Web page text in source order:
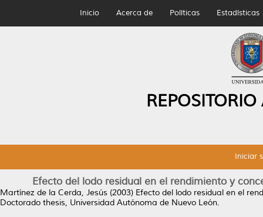
Inicio Acerca de Políticas Estadísticas
Iniciar
Efecto del lodo residual en el rendimiento y
Martínez de la Cerda, Jesús (2003) Efecto del lodo residual en el
Doctorado thesis, Universidad Autónoma de Nuevo León.